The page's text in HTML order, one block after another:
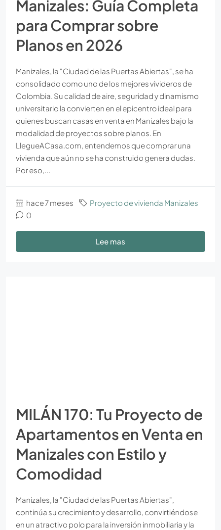
Manizales: Guía Completa
para Comprar sobre
Planos en 2026
Manizales, la "Ciudad de las Puertas Abiertas", se ha
consolidado como uno de los mejores vivideros de
Colombia. Su calidad de aire, seguridad y dinamismo
universitario la convierten en el epicentro ideal para
quienes buscan casas en venta en Manizales bajo la
modalidad de proyectos sobre planos. En
LlegueACasa.com, entendemos que comprar una
vivienda que aún no se ha construido genera dudas.
Por eso,...
hace 7 meses
Proyecto de vivienda Manizales
0
Lee mas
MILÁN 170: Tu Proyecto de
Apartamentos en Venta en
Manizales con Estilo y
Comodidad
Manizales, la "Ciudad de las Puertas Abiertas",
continúa su crecimiento y desarrollo, convirtiéndose
en un atractivo polo para la inversión inmobiliaria y la